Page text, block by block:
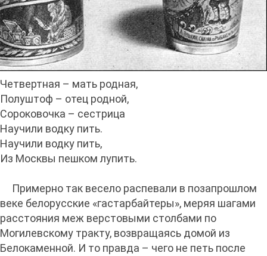
Четвертная – мать родная,
Полуштоф – отец родной,
Сороковочка – сестрица
Научили водку пить.
Научили водку пить,
Из Москвы пешком лупить.
Примерно так весело распевали в позапрошлом
веке белорусские «гастарбайтеры», меряя шагами
расстояния меж верстовыми столбами по
Могилевскому тракту, возвращаясь домой из
Белокаменной. И то правда – чего не петь после